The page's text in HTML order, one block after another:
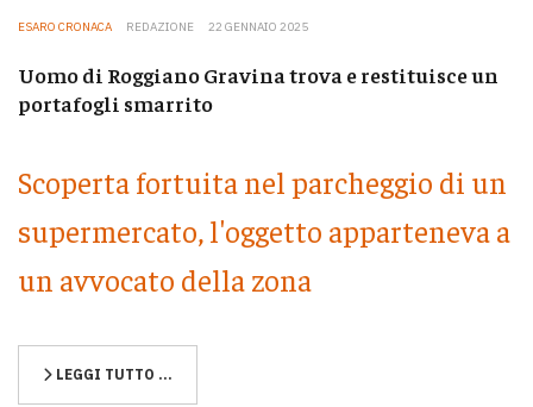
ESARO CRONACA REDAZIONE 22 GENNAIO 2025
Uomo di Roggiano Gravina trova e restituisce un
portafogli smarrito
Scoperta fortuita nel parcheggio di un
supermercato, l'oggetto apparteneva a
un avvocato della zona
LEGGI TUTTO …